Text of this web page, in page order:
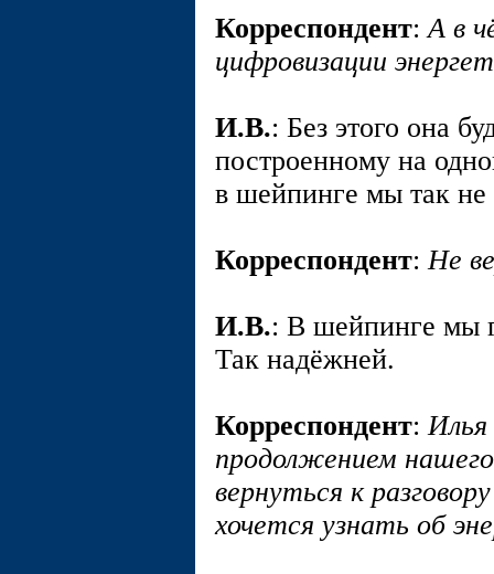
Корреспондент:А в
цифровизации
И.В.: Без этого она
построенному на
в шейпинге мы так не
Корреспондент:Не
И.В.: В шейпинге мы
Так надёжней.
Корреспондент:Илья
продолжением нашего
вернуться к
хочется узнать об